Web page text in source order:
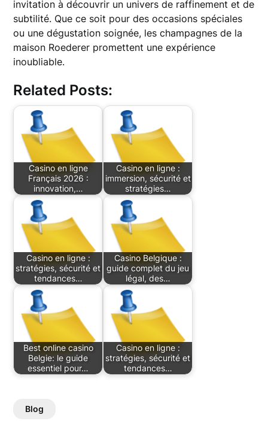
invitation à découvrir un univers de raffinement et de
subtilité. Que ce soit pour des occasions spéciales
ou une dégustation soignée, les champagnes de la
maison Roederer promettent une expérience
inoubliable.
Related Posts:
Casino en ligne
Français 2026 :
innovation,…
Casino en ligne :
immersion, sécurité et
stratégies…
Casino en ligne :
stratégies, sécurité et
tendances…
Casino Belgique :
guide complet du jeu
légal, des…
Best online casino
Belgie: le guide
essentiel pour…
Casino en ligne :
stratégies, sécurité et
tendances…
Blog